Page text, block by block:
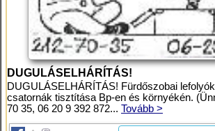
DUGULÁSELHÁRÍTÁS!
DUGULÁSELHÁRÍTÁS! Fürdőszobai
csatornák tisztítása Bp-en és környékén.
70 35, 06 20 9 392 872... Tovább >